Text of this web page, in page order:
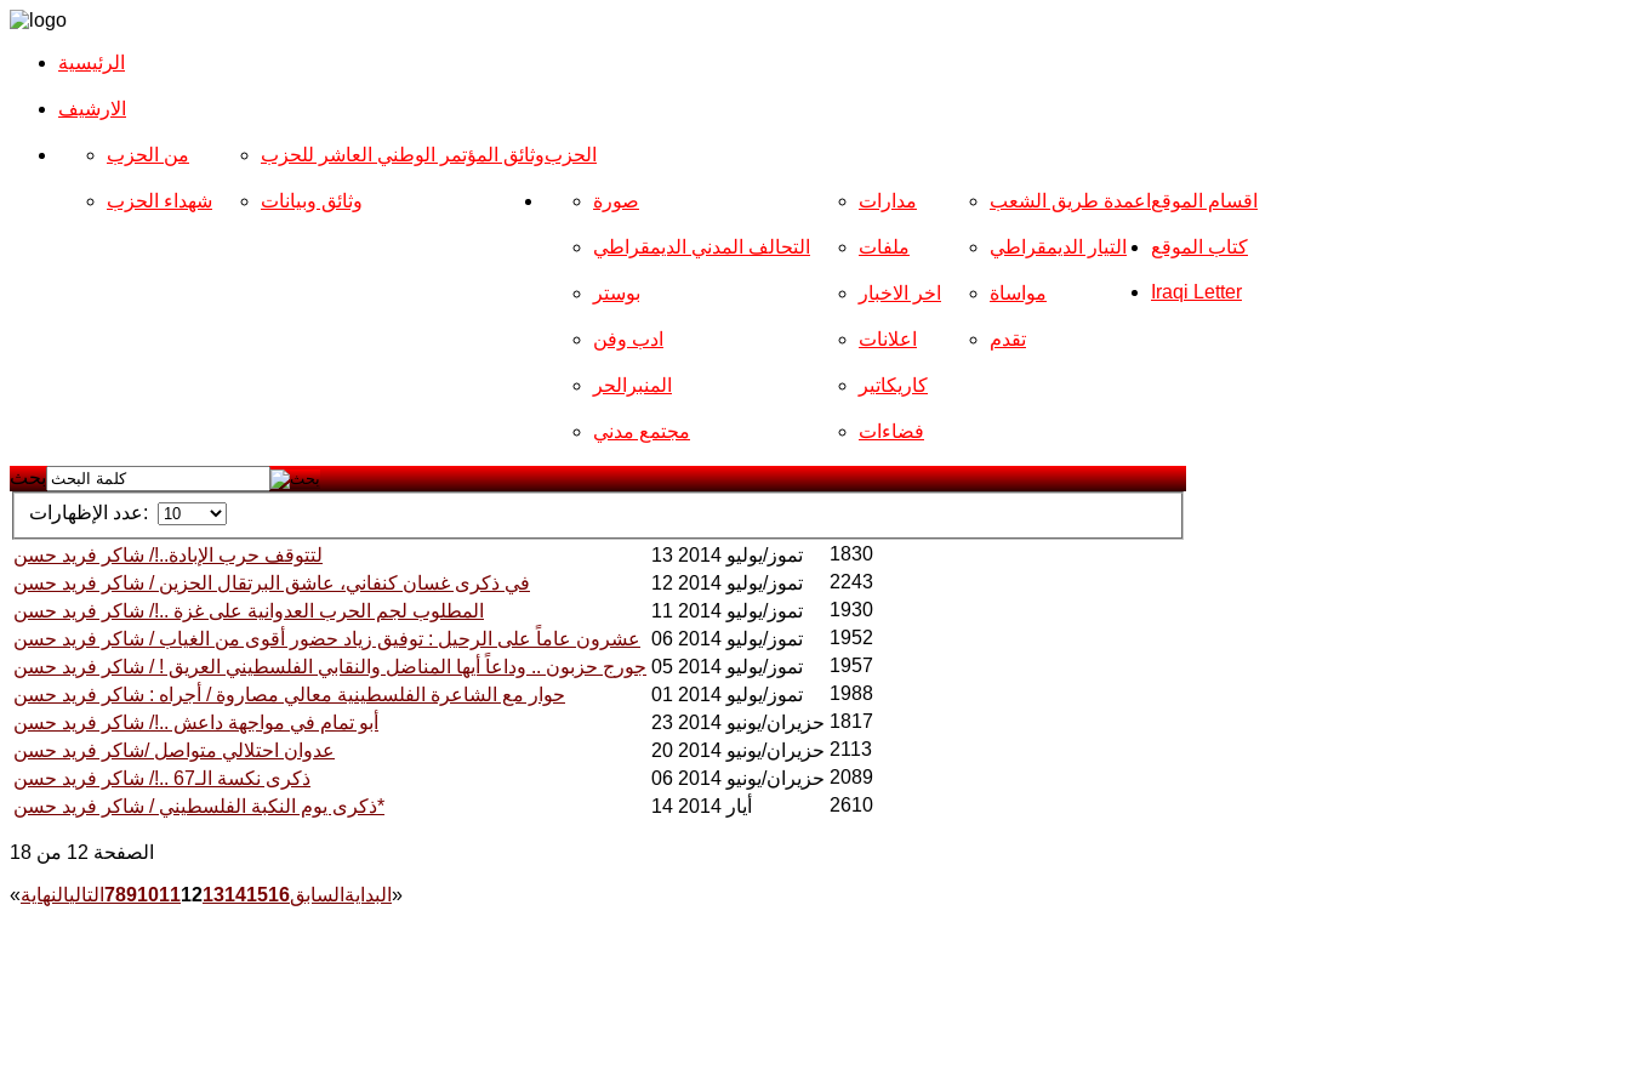
الرئيسية
الارشیف
الحزب من الحزب
شهداء الحزب
وثائق المؤتمر الوطني العاشر للحزب
وثائق وبيانات اقسام الموقع صورة
التحالف المدني الديمقراطي
بوستر
ادب وفن
المنبرالحر
مجتمع مدني
مدارات
ملفات
اخر الاخبار
اعلانات
كاريكاتير
فضاءات
اعمدة طريق الشعب
التيار الديمقراطي
مواساة
تقدم
كتاب الموقع
Iraqi Letter
بحث
عدد الإظهارات:
لتتوقف حرب الإبادة..!/ شاكر فريد حسن 13 تموز/يوليو 2014
1830
في ذكرى غسان كنفاني، عاشق البرتقال الحزين / شاكر فريد حسن
12 تموز/يوليو 2014
2243
المطلوب لجم الحرب العدوانية على غزة ..!/ شاكر فريد حسن
11 تموز/يوليو 2014
1930
عشرون عاماً على الرحيل : توفيق زياد حضور أقوى من الغياب / شاكر فريد حسن
06 تموز/يوليو 2014
1952
جورج حزبون .. وداعاً أيها المناضل والنقابي الفلسطيني العريق ! / شاكر فريد حسن
05 تموز/يوليو 2014
1957
حوار مع الشاعرة الفلسطينية معالي مصاروة / أجراه : شاكر فريد حسن
01 تموز/يوليو 2014
1988
أبو تمام في مواجهة داعش ..!/ شاكر فريد حسن
23 حزيران/يونيو 2014 1817
عدوان احتلالي متواصل /شاكر فريد حسن
20 حزيران/يونيو 2014 2113
ذكرى نكسة الـ67 ..!/ شاكر فريد حسن
06 حزيران/يونيو 2014 2089
ذكرى يوم النكبة الفلسطيني / شاكر فريد حسن*
14 أيار 2014 2610
الصفحة 12 من 18
« البداية السابق 78910111213141516 التاليالنهاية »